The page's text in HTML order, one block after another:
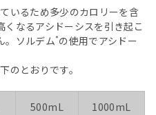
いるため多少のカロリーを含
なるアシドーシスを引き起こ
。ソルデム*の使用でアシドー
のとおりです。
500mL 1000mL